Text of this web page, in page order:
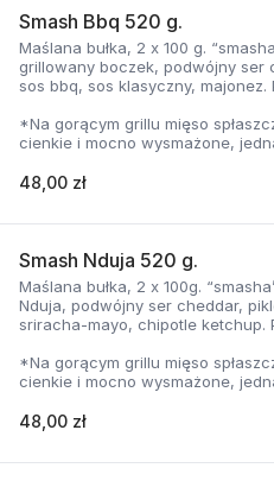
Smash Bbq 520 g.
Maślana bułka, 2 x 100 g.
grillowany boczek, podwójny ser
sos bbq, sos klasyczny, majonez.
*Na gorącym grillu mięso
cienkie i mocno wysmażone,
delikatną soczystość.
48,00 zł
Smash Nduja 520 g.
Maślana bułka, 2 x 100g.
Nduja, podwójny ser cheddar,
sriracha-mayo, chipotle ketchup.
*Na gorącym grillu mięso
cienkie i mocno wysmażone,
delikatną soczystość.
48,00 zł